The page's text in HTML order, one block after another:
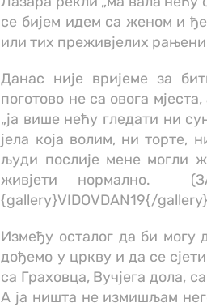
се бијем идем са женом и
или тих преживјелих
Данас није вријеме за
поготово не са овога
„ја више нећу гледати ни
јела која волим, ни торте,
људи послије мене могли
живјети нормално.
{gallery}VIDOVDAN19{/gallery}
Између осталог да би могу
дођемо у цркву и да се
са Граховца, Вучјега дола,
А ја ништа не измишљам